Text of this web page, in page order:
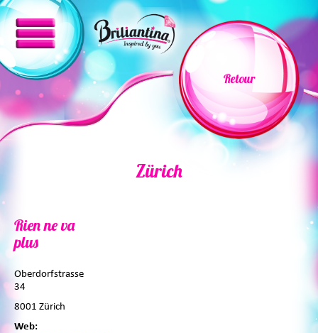
Retour
Zürich
Rien ne va
plus
Oberdorfstrasse
34
8001 Zürich
Web: